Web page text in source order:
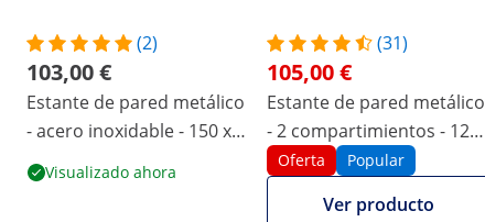
(2)
103,00 €
Estante de pared metálico
- acero inoxidable - 150 x
40 cm - hasta 30 kg - Royal
Catering
Visualizado ahora
(31)
105,00 €
Estante de pared metálico
- 2 compartimientos - 120
cm
Oferta Popular
Ver producto